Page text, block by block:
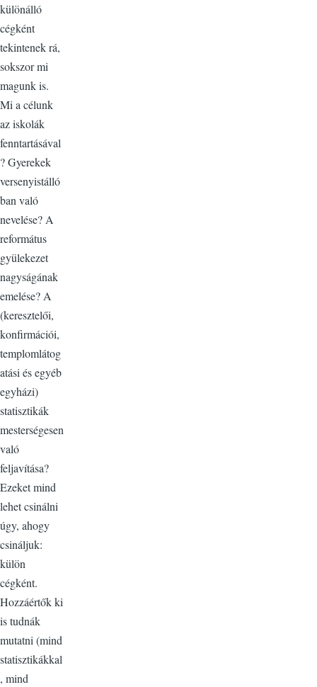
különálló
cégként
tekintenek rá,
sokszor mi
magunk is.
Mi a célunk
az iskolák
fenntartásával
? Gyerekek
versenyistálló
ban való
nevelése? A
református
gyülekezet
nagyságának
emelése? A
(keresztelői,
konfirmációi,
templomlátog
atási és egyéb
egyházi)
statisztikák
mesterségesen
való
feljavítása?
Ezeket mind
lehet csinálni
úgy, ahogy
csináljuk:
külön
cégként.
Hozzáértők ki
is tudnák
mutatni (mind
statisztikákkal
, mind